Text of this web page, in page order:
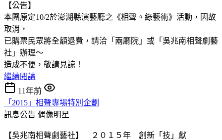
【公告】
本團原定10/2於澎湖縣演藝廳之《相聲。綠藝術》活動，因故
取消，
已購票民眾將全額退費，請洽「兩廳院」或「吳兆南相聲劇藝
社」辦理～
造成不便，敬請見諒！
繼續閱讀
11年前
「2015」相聲專場特別企劃
訊息公告 偶像明星
【吳兆南相聲劇藝社】 ２０１５年 創新「技」獻